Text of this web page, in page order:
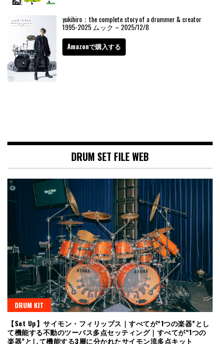
yukihiro：the complete story of a drummer & creator
1995-2025 ムック – 2025/12/8
Amazonで購入する
DRUM SET FILE WEB
DRUM KIT
【Set Up】サイモン・フィリップス｜すべてが“1つの楽器”とし
て機能する不動のツーバス多点セッティング｜すべてが“1つの
楽器”として機能する3層に分かれたサイモン流多点キット